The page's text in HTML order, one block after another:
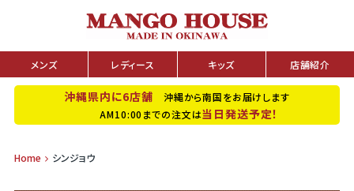
メンズ レディース キッズ 店舗紹介
沖縄県内に6店舗 沖縄から南国をお届けします
AM10:00までの注文は当日発送予定！
Home シンジョウ